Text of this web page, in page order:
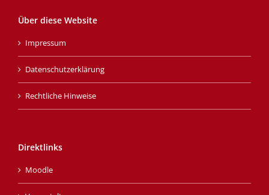
Über diese Website
Impressum
Datenschutzerklärung
Rechtliche Hinweise
Direktlinks
Moodle